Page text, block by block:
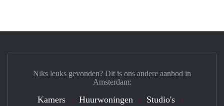
Niks leuks gevonden? Dit is ons andere aanbod in
Amsterdam:
Kamers Huurwoningen
Studio's